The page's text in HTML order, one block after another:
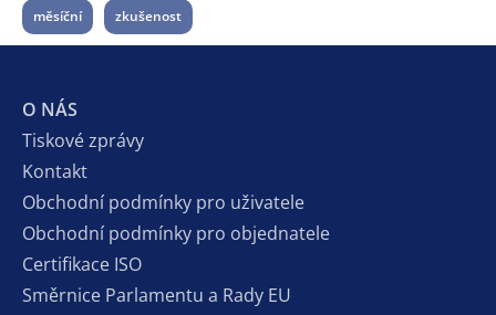
měsíční zkušenost
O NÁS
Tiskové zprávy
Kontakt
Obchodní podmínky pro uživatele
Obchodní podmínky pro objednatele
Certifikace ISO
Směrnice Parlamentu a Rady EU